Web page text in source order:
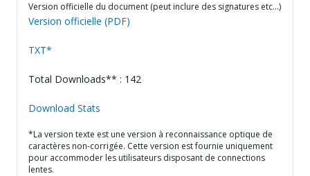
Version officielle du document (peut inclure des signatures etc…)
Version officielle (PDF)
TXT*
Total Downloads** : 142
Download Stats
*La version texte est une version à reconnaissance optique de
caractères non-corrigée. Cette version est fournie uniquement
pour accommoder les utilisateurs disposant de connections
lentes.